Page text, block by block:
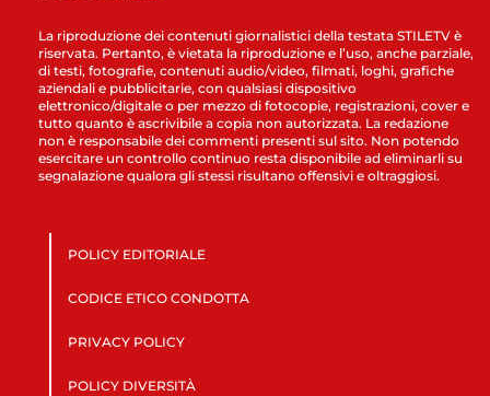
La riproduzione dei contenuti giornalistici della testata STILETV è
riservata. Pertanto, è vietata la riproduzione e l’uso, anche parziale,
di testi, fotografie, contenuti audio/video, filmati, loghi, grafiche
aziendali e pubblicitarie, con qualsiasi dispositivo
elettronico/digitale o per mezzo di fotocopie, registrazioni, cover e
tutto quanto è ascrivibile a copia non autorizzata. La redazione
non è responsabile dei commenti presenti sul sito. Non potendo
esercitare un controllo continuo resta disponibile ad eliminarli su
segnalazione qualora gli stessi risultano offensivi e oltraggiosi.
POLICY EDITORIALE
CODICE ETICO CONDOTTA
PRIVACY POLICY
POLICY DIVERSITÀ